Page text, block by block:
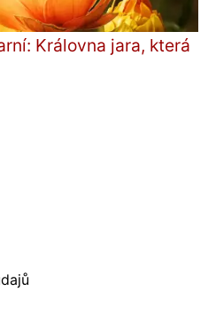
Královna jara, která